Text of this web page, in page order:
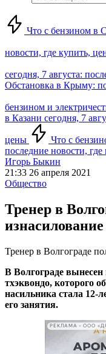
Что с бензином в
новости, где купить,
сегодня, 7 августа:
Обстановка в Крыму:
бензином и
в Казани сегодня, 7
цены
Что с
последние новости,
Игорь Быкин
21:33 26 апреля 2021
Общество
Тренер в
Тренер в Волгограде
В Волгограде вынесен
тхэквондо, которого
насильника стала 12-
его занятия.
РЕКЛАМА • ООО